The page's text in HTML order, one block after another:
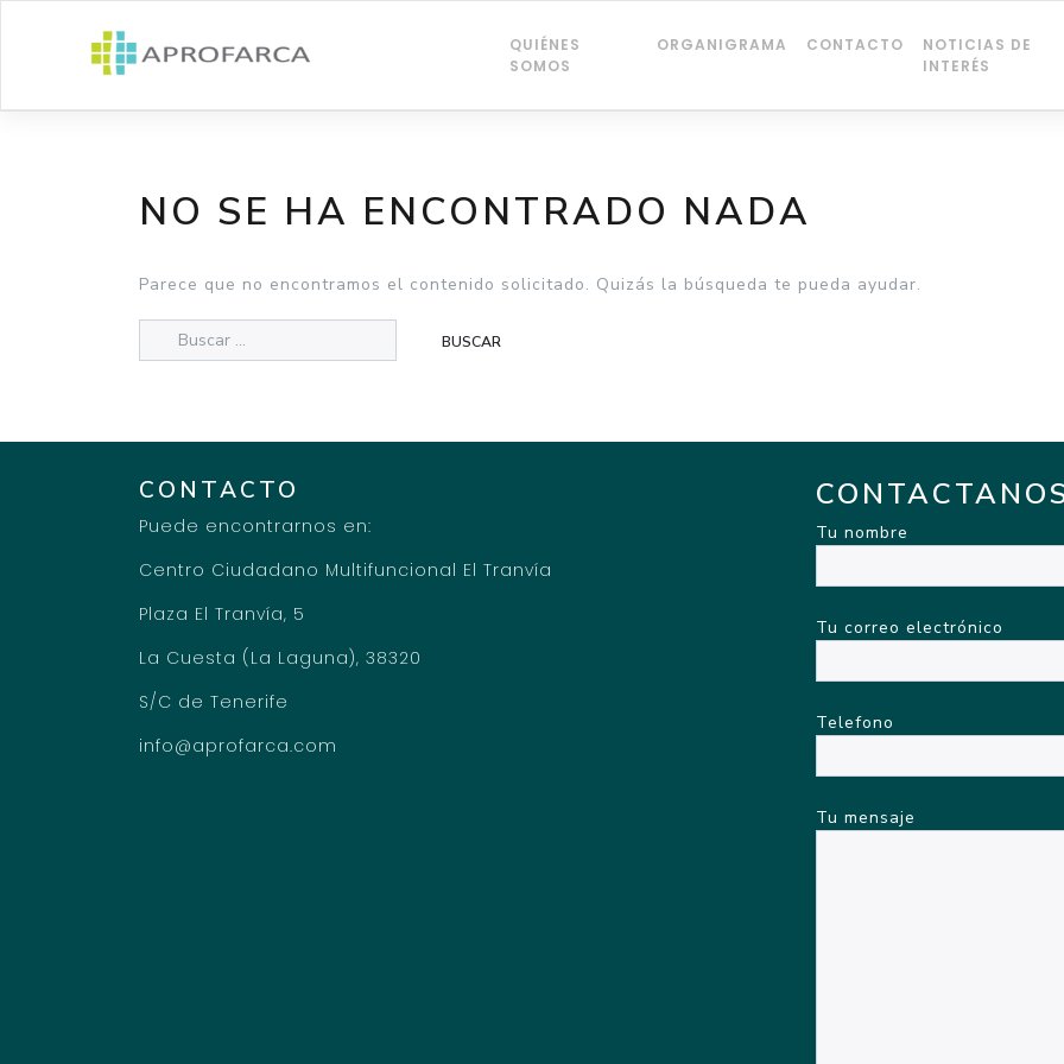
QUIÉNES
SOMOS
ORGANIGRAMA CONTACTO
NOTICIAS DE
INTERÉS
NO SE HA ENCONTRADO NADA
Parece que no encontramos el contenido solicitado. Quizás la búsqueda te pueda ayudar.
CONTACTO
Puede encontrarnos en:
Centro Ciudadano Multifuncional El Tranvía
Plaza El Tranvía, 5
La Cuesta (La Laguna), 38320
S/C de Tenerife
info@aprofarca.com
Tu nombre
Tu correo electrónico
Telefono
Tu mensaje